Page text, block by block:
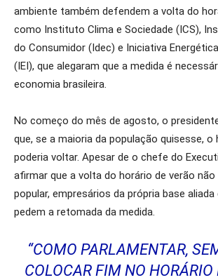
ambiente também defendem a volta do
como Instituto Clima e Sociedade (ICS),
do Consumidor (Idec) e Iniciativa
(IEI), que alegaram que a medida é
economia brasileira.
No começo do mês de agosto, o
que, se a maioria da população quisesse, o
poderia voltar. Apesar de o chefe do
afirmar que a volta do horário de verão
popular, empresários da própria base
pedem a retomada da medida.
“COMO PARLAMENTAR,
COLOCAR FIM NO HORÁRIO